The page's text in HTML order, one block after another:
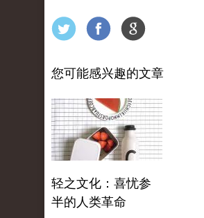
您可能感兴趣的文章
轻之文化：喜忧参
半的人类革命